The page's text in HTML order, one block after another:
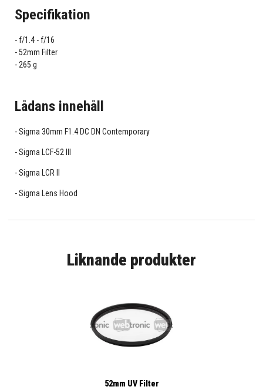
Specifikation
f/1.4 - f/16
52mm Filter
265 g
Lådans innehåll
Sigma 30mm F1.4 DC DN Contemporary
Sigma LCF-52 III
Sigma LCR II
Sigma Lens Hood
Liknande produkter
52mm UV Filter